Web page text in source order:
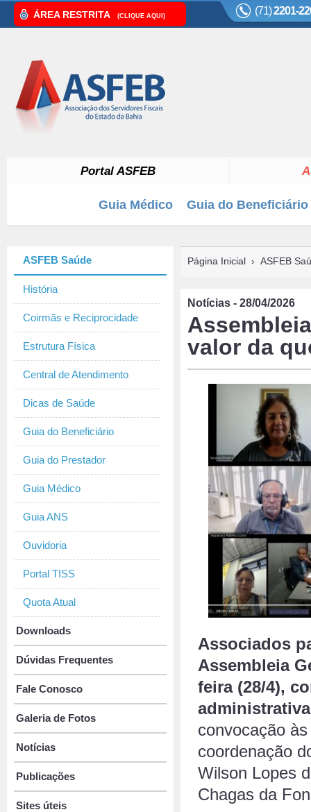
ÁREA RESTRITA (CLIQUE AQUI) (71)2201-
Portal ASFEB
Guia Médico Guia do Beneficiário
ASFEB Saúde
História
Coirmãs e Reciprocidade
Estrutura Física
Central de Atendimento
Dicas de Saúde
Guia do Beneficiário
Guia do Prestador
Guia Médico
Guia ANS
Ouvidoria
Portal TISS
Quota Atual
Downloads
Dúvidas Frequentes
Fale Conosco
Galeria de Fotos
Notícias
Publicações
Sites úteis
Página Inicial › ASFEB
Notícias - 28/04/2026
valor da
Associados
Assembleia
feira (28/4),
convocação
coordenação
Wilson Lopes
Chagas da